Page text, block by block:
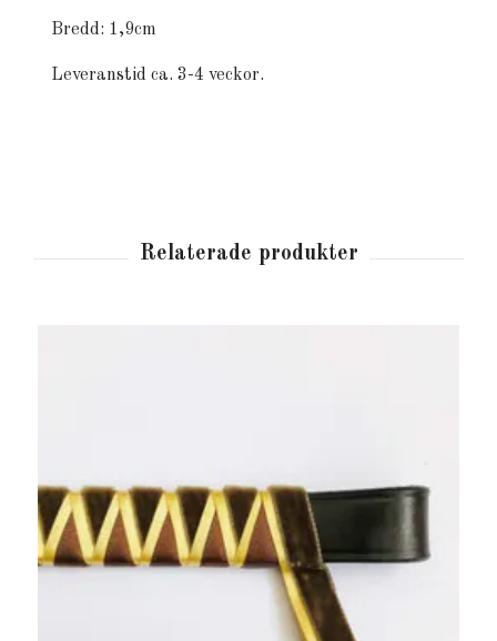
Bredd: 1,9cm
Leveranstid ca. 3-4 veckor.